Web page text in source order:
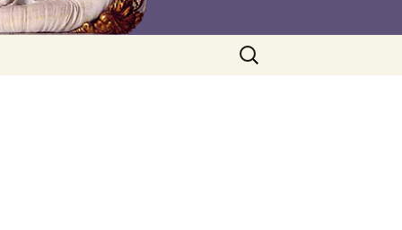
Rechercher :